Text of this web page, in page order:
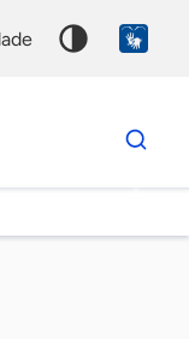
Dados
para
chave